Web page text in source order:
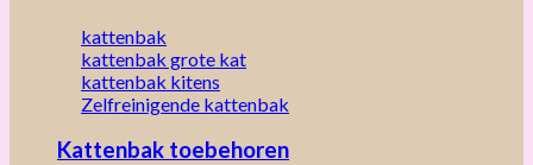
kattenbak
kattenbak grote kat
kattenbak kitens
Zelfreinigende kattenbak
Kattenbak toebehoren